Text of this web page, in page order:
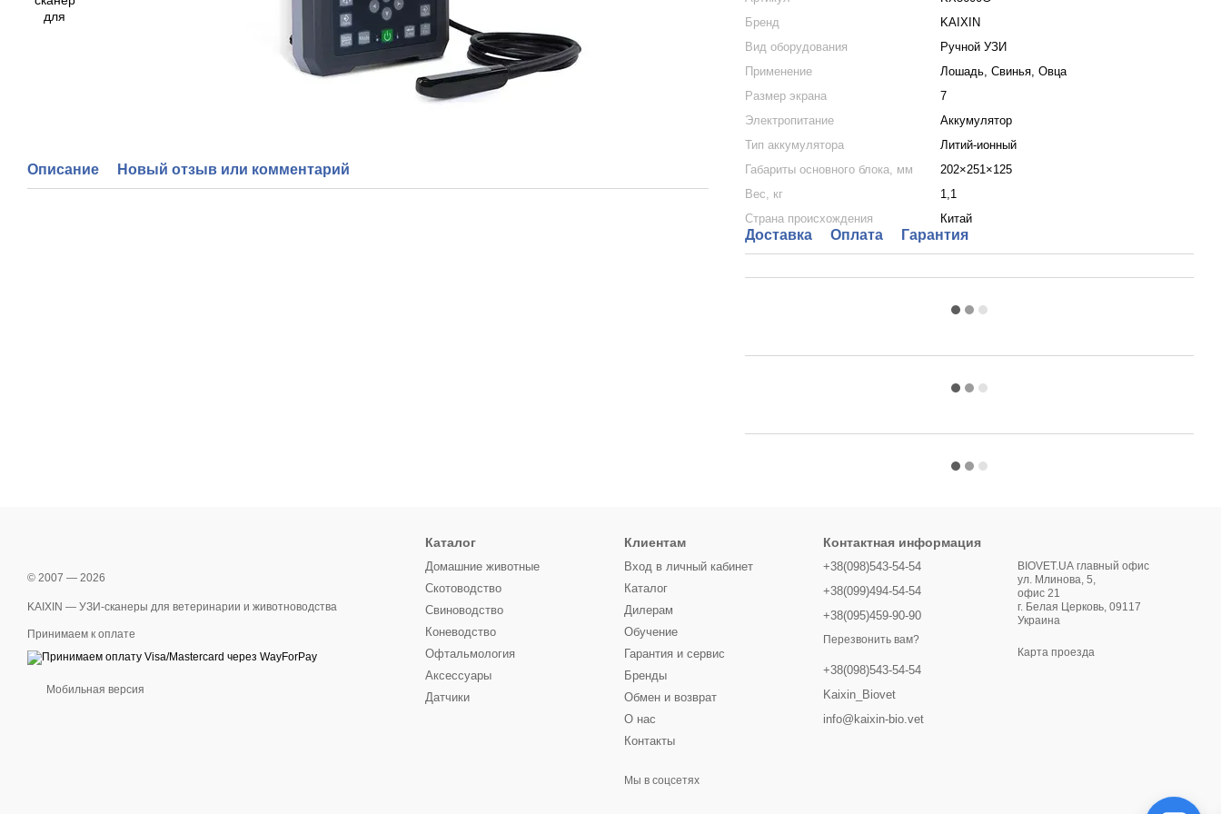
Описание Новый отзыв или комментарий
Бренд
KAIXIN
Вид оборудования
Ручной УЗИ
Применение
Лошадь, Свинья, Овца
Размер экрана
7
Электропитание
Аккумулятор
Тип аккумулятора
Литий-ионный
Габариты основного блока, мм
202×251×125
Вес, кг
1,1
Страна происхождения
Китай
Доставка Оплата Гарантия
© 2007 — 2026
KAIXIN — УЗИ-сканеры для ветеринарии и животноводства
Принимаем к оплате
Мобильная версия
Каталог
Домашние животные
Скотоводство
Свиноводство
Коневодство
Офтальмология
Аксессуары
Датчики
Клиентам
Вход в личный кабинет
Каталог
Дилерам
Обучение
Гарантия и сервис
Бренды
Обмен и возврат
О нас
Контакты
Мы в соцсетях
Контактная информация
+38(098)543-54-54
+38(099)494-54-54
+38(095)459-90-90
Перезвонить вам?
+38(098)543-54-54
Kaixin_Biovet
info@kaixin-bio.vet
BIOVET.UA главный офис
ул. Млинова, 5,
офис 21
г. Белая Церковь, 09117
Украина
Карта проезда